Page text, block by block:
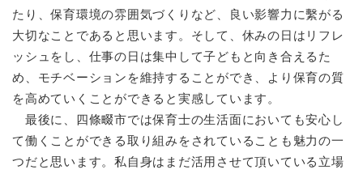
ら
く
を
ひ
ら
く
の
メ
ニ
ュ
ー
を
ら
く
業
の
メ
ニ
ュ
ー
を
ひ
ら
く
情
報
の
メ
ニ
ュ
ー
を
ひ
たり、保育環境の雰囲気づくりなど、良い影響力に繫がる
大切なことであると思います。そして、休みの日はリフレ
ッシュをし、仕事の日は集中して子どもと向き合えるた
め、モチベーションを維持することができ、より保育の質
を高めていくことができると実感しています。
最後に、四條畷市では保育士の生活面においても安心し
て働くことができる取り組みをされていることも魅力の一
つだと思います。私自身はまだ活用させて頂いている立場